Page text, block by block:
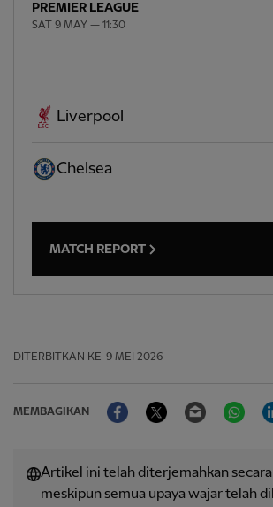
PREMIER LEAGUE
SAT 9 MAY — 11:30
Liverpool
Chelsea
MATCH REPORT
DITERBITKAN KE-9 MEI 2026
MEMBAGIKAN
FacebookTwitter Email
Artikel ini telah diterjemahkan
meskipun semua upaya wajar telah